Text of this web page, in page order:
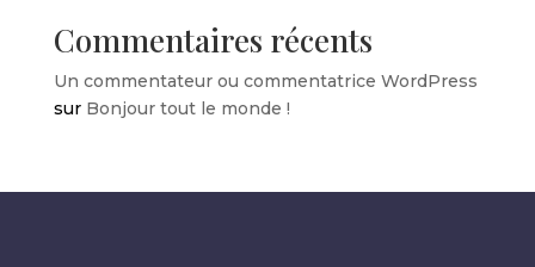
Commentaires récents
Un commentateur ou commentatrice WordPress
sur Bonjour tout le monde !